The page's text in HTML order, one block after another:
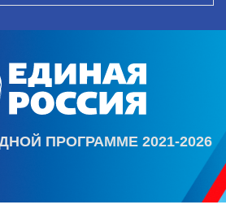
ПРОГРАММЕ 2021-2026